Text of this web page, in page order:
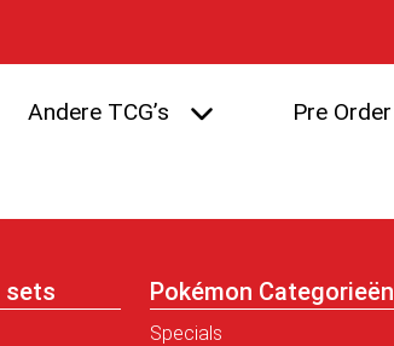
Andere TCG’s Pre Order
sets Pokémon Categorieën
Specials